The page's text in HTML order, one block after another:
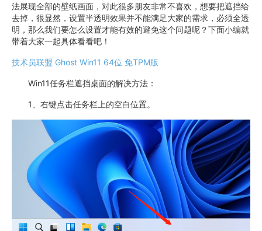
法展现全部的壁纸画面，对此很多朋友非常不喜欢，想要把遮挡给
去掉，很显然，设置半透明效果并不能满足大家的需求，必须全透
明，那么我们要怎么设置才能有效的避免这个问题呢？下面小编就
带着大家一起具体看看吧！
技术员联盟 Ghost Win11 64位 免TPM版
Win11任务栏遮挡桌面的解决方法：
1、右键点击任务栏上的空白位置。